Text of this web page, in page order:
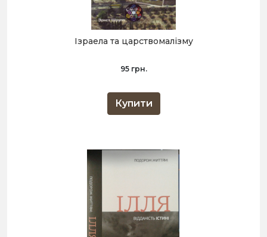
Ізраела та царствомалізму
95 грн.
Купити